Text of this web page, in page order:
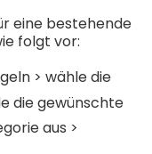
eine bestehende
folgt vor:
> wähle die
die gewünschte
aus >